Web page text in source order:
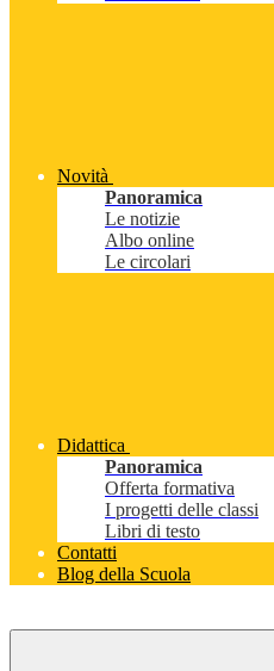
Novità
Panoramica
Le notizie
Albo online
Le circolari
Didattica
Panoramica
Offerta formativa
I progetti delle classi
Libri di testo
Contatti
Blog della Scuola